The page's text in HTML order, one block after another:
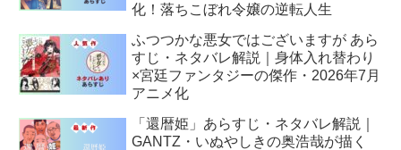
化！落ちこぼれ令嬢の逆転人生
ふつつかな悪女ではございますが あら
すじ・ネタバレ解説｜身体入れ替わり
×宮廷ファンタジーの傑作・2026年7月
アニメ化
「還暦姫」あらすじ・ネタバレ解説｜
GANTZ・いぬやしきの奥浩哉が描く